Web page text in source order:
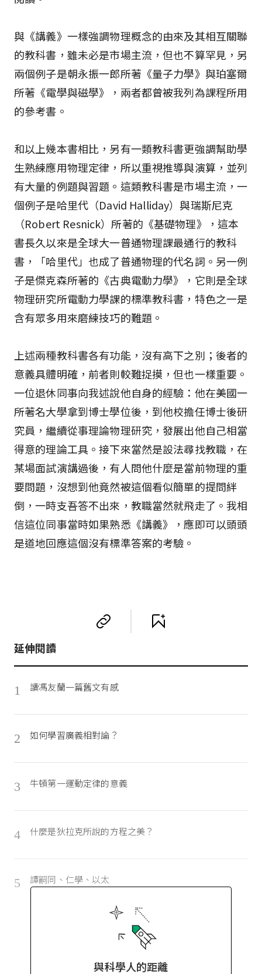
與《講義》一樣強調物理概念的由來及其相互關聯
的教科書，雖未必是市場主流，但也不算罕見，另
兩個例子是朝永振一郎所著《量子力學》與珀塞爾
所著《電學與磁學》，兩者都曾被我列為課程所用
的參考書。
和以上幾本書相比，另有一類教科書更強調幫助學
生熟練應用物理定律，所以重視推導與演算，並列
有大量的例題與習題。這類教科書是市場主流，一
個例子是哈里代（David Halliday）與瑞斯尼克
（Robert Resnick）所著的《基礎物理》，這本
書長久以來是全球大一普通物理課最通行的教科
書，「哈里代」也成了普通物理的代名詞。另一例
子是傑克森所著的《古典電動力學》，它則是全球
物理研究所電動力學課的標準教科書，特色之一是
含有眾多用來磨練技巧的難題。
上述兩種教科書各有功能，沒有高下之別；後者的
意義具體明確，前者則較難捉摸，但也一樣重要。
一位退休同事向我述說他自身的經驗：他在美國一
所著名大學拿到博士學位後，到他校擔任博士後研
究員，繼續從事理論物理研究，發展出他自己相當
得意的理論工具。接下來當然是設法尋找教職，在
某場面試演講過後，有人問他什麼是當前物理的重
要問題，沒想到他竟然被這個看似簡單的提問絆
倒，一時支吾答不出來，教職當然就飛走了。我相
信這位同事當時如果熟悉《講義》，應即可以頭頭
是道地回應這個沒有標準答案的考驗。
延伸閱讀
1 讀馮友蘭一篇舊文有感
2 如何學習廣義相對論？
3 牛頓第一運動定律的意義
4 什麼是狄拉克所說的方程之美？
5 譚嗣同、仁學、以太
與科學人的距離